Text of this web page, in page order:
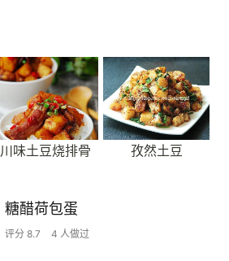
川味土豆烧排骨 孜然土豆
糖醋荷包蛋
评分 8.7 4 人做过